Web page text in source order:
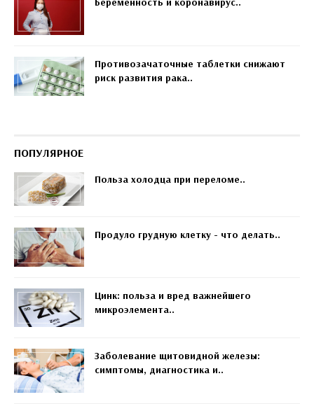
Противозачаточные таблетки снижают
риск развития рака..
ПОПУЛЯРНОЕ
Польза холодца при переломе..
Продуло грудную клетку - что делать..
Цинк: польза и вред важнейшего
микроэлемента..
Заболевание щитовидной железы:
симптомы, диагностика и..